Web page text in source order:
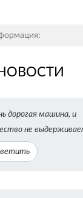
дорогая машина, и
не